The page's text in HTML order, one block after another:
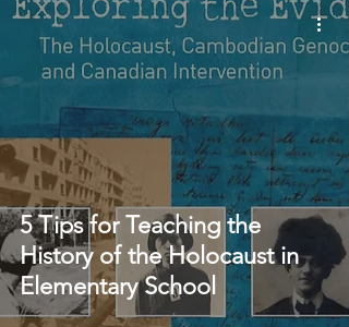
5 Tips for Teaching the
History of the Holocaust in
Elementary School